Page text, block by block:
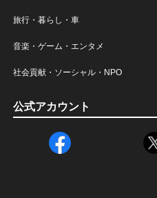
旅行・暮らし・車
音楽・ゲーム・エンタメ
社会貢献・ソーシャル・NPO
公式アカウント